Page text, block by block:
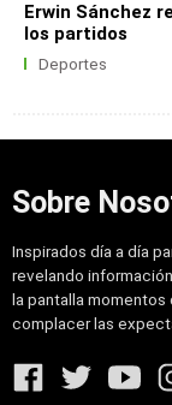
Erwin Sánchez
los partidos
Deportes
Sobre
Inspirados día a día
revelando
la pantalla
complacer las